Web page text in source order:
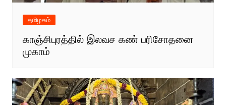
தமிழகம்
காஞ்சிபுரத்தில் இலவச கண் பரிசோதனை
முகாம்